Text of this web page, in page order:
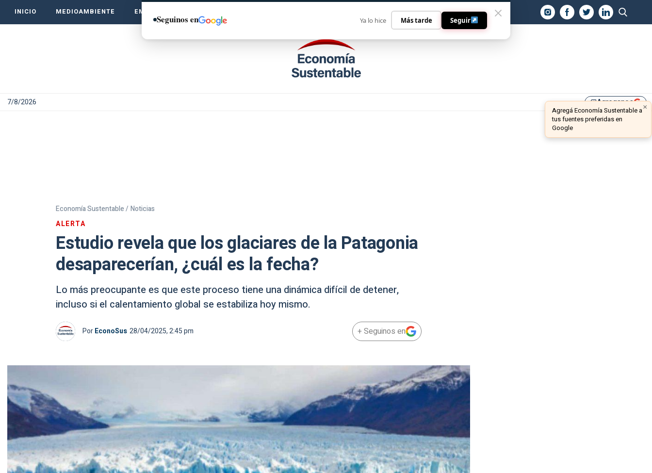
INICIO MEDIOAMBIENTE EMPRENDE VERDE CONTACTO
7/8/2026 library_addAgreganos ×
Agregá Economía Sustentable a
tus fuentes preferidas en
Google
Economía Sustentable / Noticias
ALERTA
Estudio revela que los glaciares de la Patagonia
desaparecerían, ¿cuál es la fecha?
Lo más preocupante es que este proceso tiene una dinámica difícil de detener,
incluso si el calentamiento global se estabiliza hoy mismo.
PorEconoSus 28/04/2025, 2:45 pm + Seguinos en
Seguinos en Ya lo hice Más tarde Seguir